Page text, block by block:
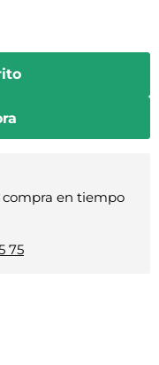
compra en tiempo
75